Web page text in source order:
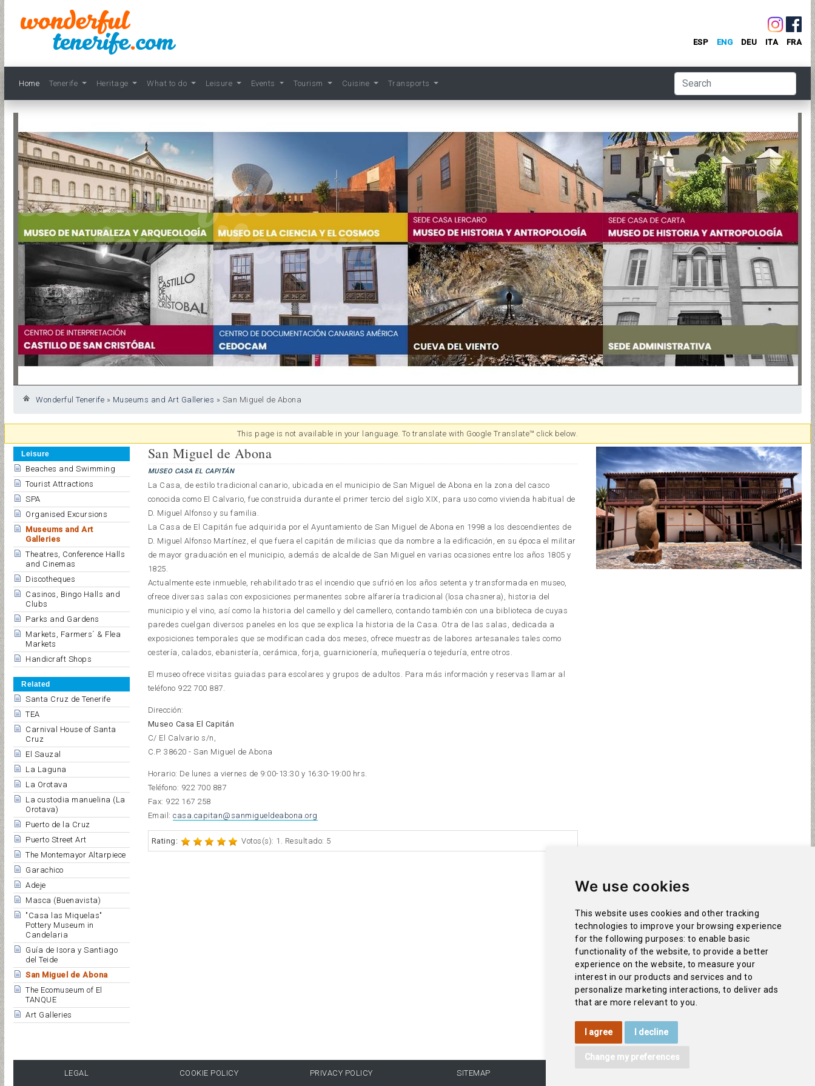
We use cookies
This website uses cookies and other tracking
technologies to improve your browsing experience
for the following purposes:to enable basic
functionality of the website,to provide a better
experience on the website, to measure your
interest in our products and services and to
personalize marketing interactions,to deliver ads
that are more relevant to you
I agree I decline
Change my preferences
Home Tenerife Heritage What to do Leisure Events Tourism Cuisine Transports
ESP ENG DEU ITA FRA
Wonderful Tenerife » Museums and Art Galleries » San Miguel de Abona
This page is not available in your language. To translate with Google Translate™ click below.
Leisure
Beaches and Swimming
Tourist Attractions
SPA
Organised Excursions
Museums and Art
Galleries
Theatres, Conference Halls
and Cinemas
Discotheques
Casinos, Bingo Halls and
Clubs
Parks and Gardens
Markets, Farmers´ & Flea
Markets
Handicraft Shops
Related
Santa Cruz de Tenerife
TEA
Carnival House of Santa
Cruz
El Sauzal
La Laguna
La Orotava
La custodia manuelina (La
Orotava)
Puerto de la Cruz
Puerto Street Art
The Montemayor Altarpiece
Garachico
Adeje
Masca (Buenavista)
"Casa las Miquelas"
Pottery Museum in
Candelaria
Guía de Isora y Santiago
del Teide
San Miguel de Abona
The Ecomuseum of El
TANQUE
Art Galleries
San Miguel de Abona
MUSEO CASA EL CAPITÁN
La Casa, de estilo tradicional canario, ubicada en el municipio de San Miguel de Abona en la zona del casco
conocida como El Calvario, fue construida durante el primer tercio del siglo XIX, para uso como vivienda habitual de
D. Miguel Alfonso y su familia.
La Casa de El Capitán fue adquirida por el Ayuntamiento de San Miguel de Abona en 1998 a los descendientes de
D. Miguel Alfonso Martínez, el que fuera el capitán de milicias que da nombre a la edificación, en su época el militar
de mayor graduación en el municipio, además de alcalde de San Miguel en varias ocasiones entre los años 1805 y
1825.
Actualmente este inmueble, rehabilitado tras el incendio que sufrió en los años setenta y transformada en museo,
ofrece diversas salas con exposiciones permanentes sobre alfarería tradicional (losa chasnera), historia del
municipio y el vino, así como la historia del camello y del camellero, contando también con una biblioteca de cuyas
paredes cuelgan diversos paneles en los que se explica la historia de la Casa. Otra de las salas, dedicada a
exposiciones temporales que se modifican cada dos meses, ofrece muestras de labores artesanales tales como
cestería, calados, ebanistería, cerámica, forja, guarnicionería, muñequería o tejeduría, entre otros.
El museo ofrece visitas guiadas para escolares y grupos de adultos. Para más información y reservas llamar al
teléfono 922 700 887.
Dirección:
Museo Casa El Capitán
C/ El Calvario s/n,
C.P. 38620 - San Miguel de Abona
Horario: De lunes a viernes de 9:00-13:30 y 16:30-19:00 hrs.
Teléfono: 922 700 887
Fax: 922 167 258
Email:casa.capitan@sanmigueldeabona.org
Rating: Votos(s): 1. Resultado: 5
LEGAL COOKIE POLICY PRIVACY POLICY SITEMAP